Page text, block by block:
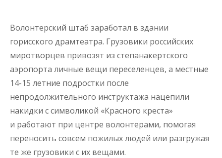
Волонтерский штаб заработал в здании
горисского драмтеатра. Грузовики российских
миротворцев привозят из степанакертского
аэропорта личные вещи переселенцев, а местные
14-15 летние подростки после
непродолжительного инструктажа нацепили
накидки с символикой «Красного креста»
и работают при центре волонтерами, помогая
переносить совсем пожилых людей или разгружая
те же грузовики с их вещами.